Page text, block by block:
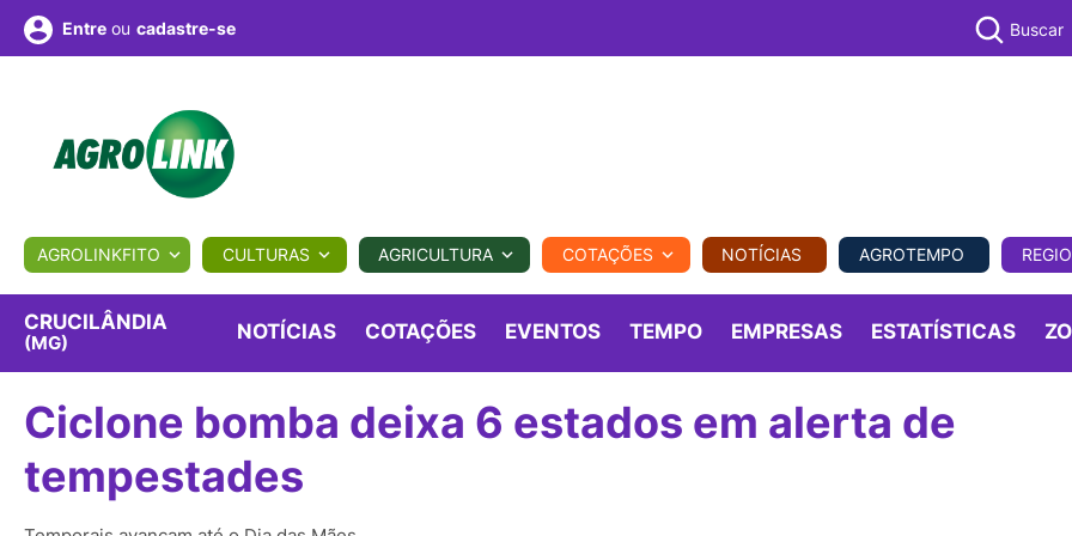
BIOLÓGICOS COTAÇÕES NOTÍCIAS AGROTEMPO REGIONAL COMERCIAL AGROVIAGENS
Conversor Colunistas Eventos
e
Vídeos
Entre ou cadastre-se Buscar
AGROLINKFITO CULTURAS AGRICULTURA COTAÇÕES NOTÍCIAS AGROTEMPO
CRUCILÂNDIA
(MG) NOTÍCIAS COTAÇÕES EVENTOS TEMPO EMPRESAS ESTATÍSTICAS
Ciclone bomba deixa 6 estados em alerta de
tempestades